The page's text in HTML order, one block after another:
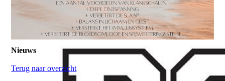
Nieuws
Terug naar overzicht